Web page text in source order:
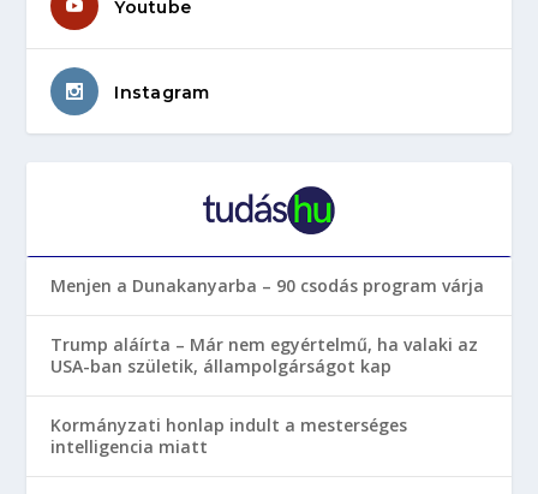
Youtube
Instagram
Menjen a Dunakanyarba – 90 csodás program várja
Trump aláírta – Már nem egyértelmű, ha valaki az
USA-ban születik, állampolgárságot kap
Kormányzati honlap indult a mesterséges
intelligencia miatt